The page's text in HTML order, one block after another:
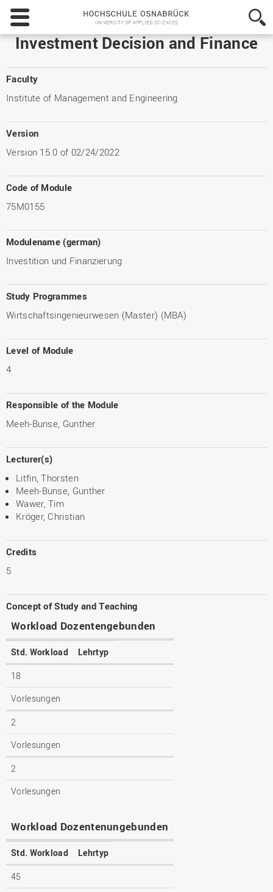
Hochschule
Osnabrück
-
University
Investment Decision and Finance
Faculty
Institute of Management and Engineering
Version
Version 15.0 of 02/24/2022
Code of Module
75M0155
Modulename (german)
Investition und Finanzierung
Study Programmes
Wirtschaftsingenieurwesen (Master) (MBA)
Level of Module
4
Responsible of the Module
Meeh-Bunse, Gunther
Lecturer(s)
Litfin, Thorsten
Meeh-Bunse, Gunther
Wawer, Tim
Kröger, Christian
Credits
5
Concept of Study and Teaching
Workload Dozentengebunden
Std. Workload Lehrtyp
18
Vorlesungen
2
Vorlesungen
2
Vorlesungen
Workload Dozentenungebunden
Std. Workload Lehrtyp
45